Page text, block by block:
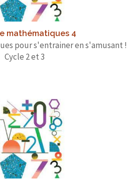
mathématiques 4
pour s'entrainer en s'amusant !
Cycle 2 et 3